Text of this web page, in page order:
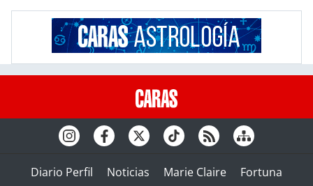
Diario Perfil Noticias Marie Claire
Fortuna